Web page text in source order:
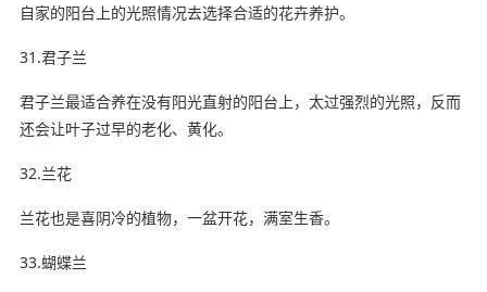
自家的阳台上的光照情况去选择合适的花卉养护。
31.君子兰
君子兰最适合养在没有阳光直射的阳台上，太过强烈的光照，反而
还会让叶子过早的老化、黄化。
32.兰花
兰花也是喜阴冷的植物，一盆开花，满室生香。
33.蝴蝶兰